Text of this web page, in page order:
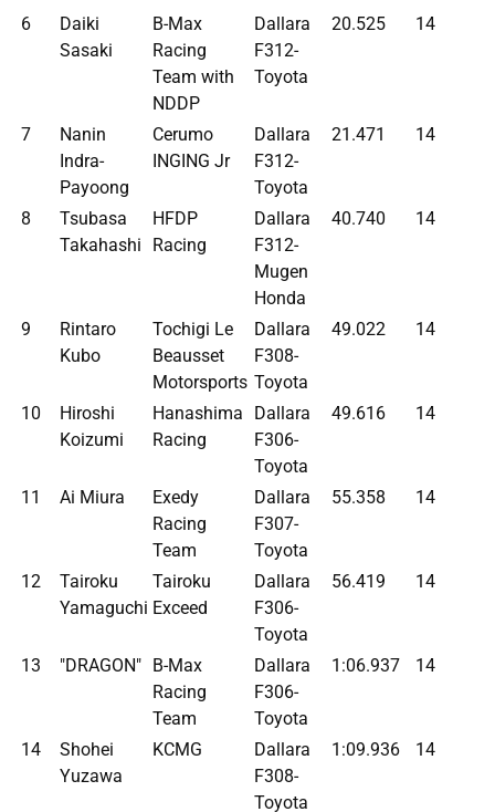
6
Daiki
Sasaki
B-Max
Racing
Team with
NDDP
Dallara
F312-
Toyota
20.525 14
7
Nanin
Indra-
Payoong
Cerumo
INGING Jr
Dallara
F312-
Toyota
21.471 14
8
Tsubasa
Takahashi
HFDP
Racing
Dallara
F312-
Mugen
Honda
40.740 14
9
Rintaro
Kubo
Tochigi Le
Beausset
Motorsports
Dallara
F308-
Toyota
49.022 14
10
Hiroshi
Koizumi
Hanashima
Racing
Dallara
F306-
Toyota
49.616 14
11 Ai Miura
Exedy
Racing
Team
Dallara
F307-
Toyota
55.358 14
12
Tairoku
Yamaguchi
Tairoku
Exceed
Dallara
F306-
Toyota
56.419 14
13 "DRAGON" B-Max
Racing
Team
Dallara
F306-
Toyota
1:06.937 14
14
Shohei
Yuzawa
KCMG
Dallara
F308-
Toyota
1:09.936 14